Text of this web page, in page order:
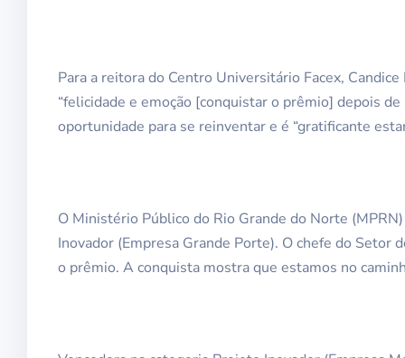
Para a reitora do Centro Universitário Facex,
“felicidade e emoção [conquistar o prêmio] depois
oportunidade para se reinventar e é “gratificante
O Ministério Público do Rio Grande do Norte
Inovador (Empresa Grande Porte). O chefe do
o prêmio. A conquista mostra que estamos no